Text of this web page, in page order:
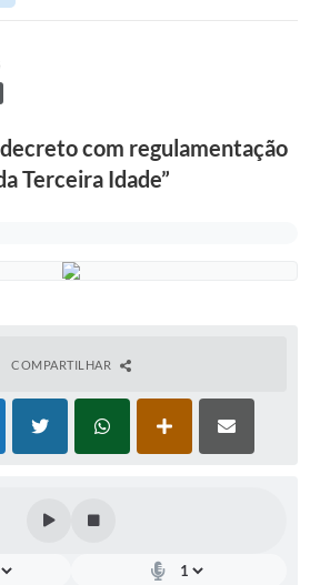
com regulamentação
Terceira Idade”
COMPARTILHAR